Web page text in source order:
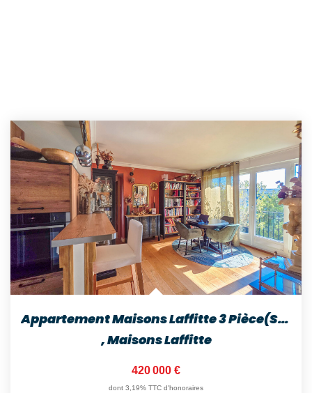
Appartement Maisons Laffitte 3 Pièce(s) 62 M2
,Maisons Laffitte
420 000 €
dont 3,19% TTC d'honoraires